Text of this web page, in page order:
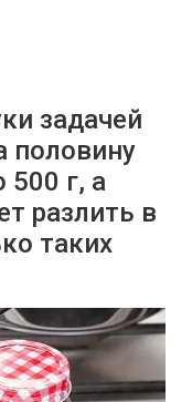
задачей
половину
500 г, а
разлить в
таких